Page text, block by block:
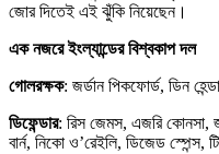
জোর দিতেই এই ঝুঁকি নিয়েছেন।
এক নজরে ইংল্যান্ডের বিশ্বকাপ দল
গোলরক্ষক: জর্ডান পিকফোর্ড, ডিন
ডিফেন্ডার: রিস জেমস, এজরি কোনসা,
বার্ন, নিকো ও’রেইলি, ডিজেড স্পেন্স,